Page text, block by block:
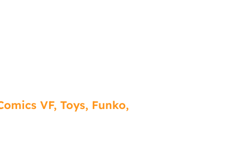
VF, Toys, Funko,